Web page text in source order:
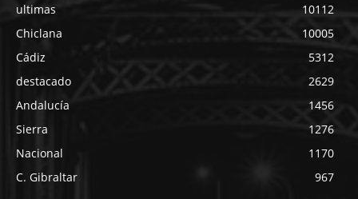
ultimas
10112
Chiclana
10005
Cádiz
5312
destacado
2629
Andalucía
1456
Sierra
1276
Nacional
1170
C. Gibraltar
967